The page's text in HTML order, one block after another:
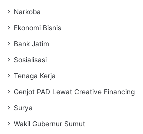
Narkoba
Ekonomi Bisnis
Bank Jatim
Sosialisasi
Tenaga Kerja
Genjot PAD Lewat Creative Financing
Surya
Wakil Gubernur Sumut